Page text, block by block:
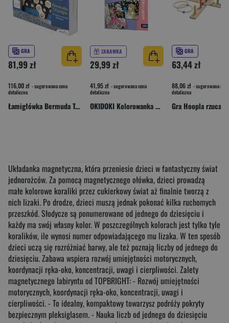
GRA
81,99 zł
116,00 zł - sugerowana cena
detaliczna
Łamigłówka Bermuda Triangle Recent Toys poziom 3,5/5
ZABAWKA
29,99 zł
41,95 zł - sugerowana cena
detaliczna
OKIDOKI Kolorowanka welurowa Wróżki i Księżniczki
GRA
63,44 zł
88,06 zł - sugerowana cena
detaliczna
Układanka magnetyczna, która przeniesie dzieci w fantastyczny świat
jednorożców. Za pomocą magnetycznego ołówka, dzieci prowadzą
małe kolorowe koraliki przez cukierkowy świat aż finalnie tworzą z
nich lizaki. Po drodze, dzieci muszą jednak pokonać kilka ruchomych
przeszkód. Słodycze są ponumerowane od jednego do dziesięciu i
każdy ma swój własny kolor. W poszczególnych kolorach jest tylko tyle
koralików, ile wynosi numer odpowiadającego mu lizaka. W ten sposób
dzieci uczą się rozróżniać barwy, ale też poznają liczby od jednego do
dziesięciu. Zabawa wspiera rozwój umiejętności motorycznych,
koordynacji ręka-oko, koncentracji, uwagi i cierpliwości. Zalety
magnetycznego labiryntu od TOPBRIGHT: - Rozwój umiejętności
motorycznych, koordynacji ręka-oko, koncentracji, uwagi i
cierpliwości. - To idealny, kompaktowy towarzysz podróży pokryty
bezpiecznym pleksiglasem. - Nauka liczb od jednego do dziesięciu